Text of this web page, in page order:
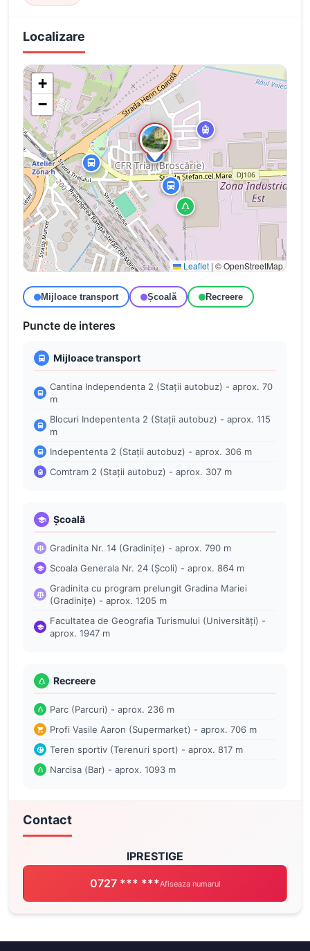
Localizare
+
−
Leaflet | © OpenStreetMap
Mijloace transport Școală Recreere
Puncte de interes
Mijloace transport
Cantina Independenta 2 (Stații autobuz) - aprox. 70
m
Blocuri Indepententa 2 (Stații autobuz) - aprox. 115
m
Indepententa 2 (Stații autobuz) - aprox. 306 m
Comtram 2 (Stații autobuz) - aprox. 307 m
Școală
Gradinita Nr. 14 (Gradinițe) - aprox. 790 m
Scoala Generala Nr. 24 (Școli) - aprox. 864 m
Gradinita cu program prelungit Gradina Mariei
(Gradinițe) - aprox. 1205 m
Facultatea de Geografia Turismului (Universități) -
aprox. 1947 m
Recreere
Parc (Parcuri) - aprox. 236 m
Profi Vasile Aaron (Supermarket) - aprox. 706 m
Teren sportiv (Terenuri sport) - aprox. 817 m
Narcisa (Bar) - aprox. 1093 m
Contact
IPRESTIGE
0727 *** ***Afiseaza numarul